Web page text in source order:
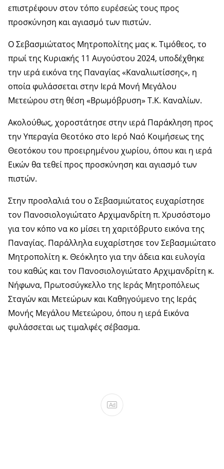
επιστρέφουν στον τόπο ευρέσεώς τους προς
προσκύνηση και αγιασμό των πιστών.
Ο Σεβασμιώτατος Μητροπολίτης μας κ. Τιμόθεος, το
πρωί της Κυριακής 11 Αυγούστου 2024, υποδέχθηκε
την ιερά εικόνα της Παναγίας «Καναλιωτίσσης», η
οποία φυλάσσεται στην Ιερά Μονή Μεγάλου
Μετεώρου στη θέση «Βρωμόβρυση» Τ.Κ. Καναλίων.
Ακολούθως, χοροστάτησε στην ιερά Παράκληση προς
την Υπεραγία Θεοτόκο στο Ιερό Ναό Κοιμήσεως της
Θεοτόκου του προειρημένου χωρίου, όπου και η ιερά
Εικών θα τεθεί προς προσκύνηση και αγιασμό των
πιστών.
Στην προσλαλιά του ο Σεβασμιώτατος ευχαρίστησε
τον Πανοσιολογιώτατο Αρχιμανδρίτη π. Χρυσόστομο
για τον κόπο να κο μίσει τη χαριτόβρυτο εικόνα της
Παναγίας. Παράλληλα ευχαρίστησε τον Σεβασμιώτατο
Μητροπολίτη κ. Θεόκλητο για την άδεια και ευλογία
του καθώς και τον Πανοσιολογιώτατο Αρχιμανδρίτη κ.
Νήφωνα, Πρωτοσύγκελλο της Ιεράς Μητροπόλεως
Σταγών και Μετεώρων και Καθηγούμενο της Ιεράς
Μονής Μεγάλου Μετεώρου, όπου η ιερά Εικόνα
φυλάσσεται ως τιμαλφές σέβασμα.
Ad